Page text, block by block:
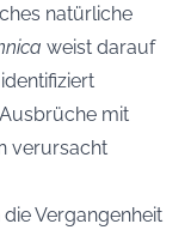
natürliche
weist darauf
mit
verursacht
Vergangenheit